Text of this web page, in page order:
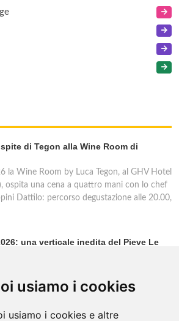
usiamo i cookies
usiamo i cookies e altre
di Tegon alla Wine Room di
la Wine Room by Luca Tegon, al GHV Hotel
ospita una cena a quattro mani con lo chef
Dattilo: percorso degustazione alle 20.00,
una verticale inedita del Pieve Le
Talosa presenta la verticale inedita del
annate dal 2016 al 2020 del Nobile di
Vinous, per ripercorrere la genesi di una
di Montepulciano.